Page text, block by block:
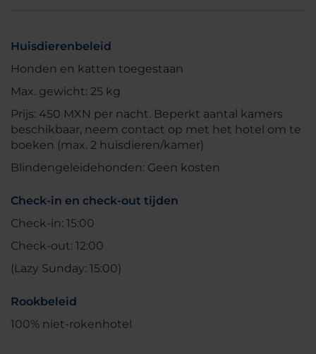
Huisdierenbeleid
Honden en katten toegestaan
Max. gewicht: 25 kg
Prijs: 450 MXN per nacht. Beperkt aantal kamers
beschikbaar, neem contact op met het hotel om te
boeken (max. 2 huisdieren/kamer)
Blindengeleidehonden: Geen kosten
Check-in en check-out tijden
Check-in: 15:00
Check-out: 12:00
(Lazy Sunday: 15:00)
Rookbeleid
100% niet-rokenhotel